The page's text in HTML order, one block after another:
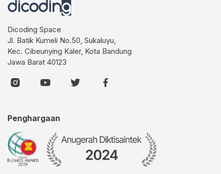
Dicoding Space
Jl. Batik Kumeli No.50, Sukaluyu,
Kec. Cibeunying Kaler, Kota Bandung
Jawa Barat 40123
Penghargaan